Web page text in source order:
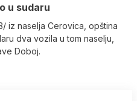
u sudaru
iz naselja Cerovica, opština
dva vozila u tom naselju,
Doboj.